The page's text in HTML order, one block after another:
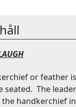
or feather
seated. The
handkerchief